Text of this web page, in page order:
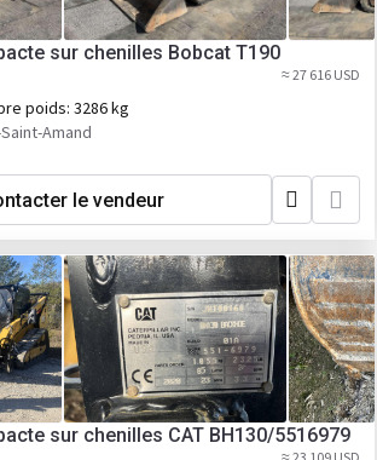
sur chenilles Bobcat T190
≈ 27 616 USD
poids: 3286 kg
Amand
le vendeur
sur chenilles CAT BH130/5516979